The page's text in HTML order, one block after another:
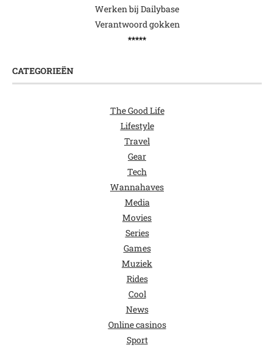
Werken bij Dailybase
Verantwoord gokken
*****
CATEGORIEËN
The Good Life
Lifestyle
Travel
Gear
Tech
Wannahaves
Media
Movies
Series
Games
Muziek
Rides
Cool
News
Online casinos
Sport